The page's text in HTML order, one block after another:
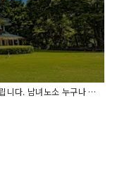
충북의 한적한 여행지 딱 다섯 곳만 추려서 추천해드립니다. 남녀노소 누구나 즐길 수 있는 무장애여행지 Top5